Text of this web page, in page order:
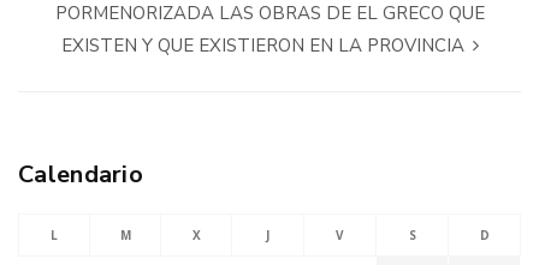
PORMENORIZADA LAS OBRAS DE EL GRECO QUE
EXISTEN Y QUE EXISTIERON EN LA PROVINCIA
Calendario
L M X J V S D